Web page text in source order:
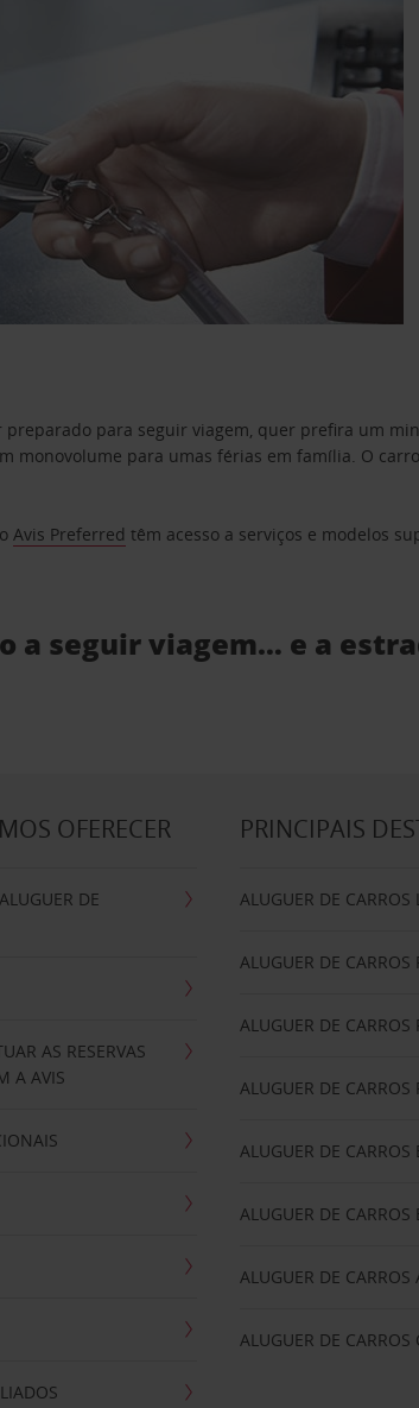
para seguir viagem, quer prefira um
monovolume para umas férias em família. O
Avis Preferred têm acesso a serviços e modelos
a seguir viagem… e a
OFERECER
DE
AS RESERVAS
A AVIS
PRINCIPAIS
ALUGUER DE CARROS
ALUGUER DE CARROS
ALUGUER DE CARROS
ALUGUER DE
ALUGUER DE CARROS
ALUGUER DE CARROS
ALUGUER DE CARROS
ALUGUER DE CARROS